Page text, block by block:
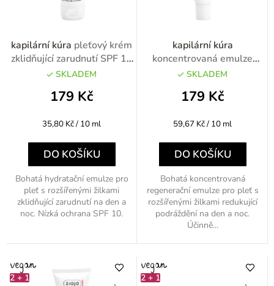
o
d
kapilární kúra pleťový krém
zklidňující zarudnutí SPF 10
50ml
SKLADEM
179 Kč
Měrná
35,80 Kč / 10 ml
DO KOŠÍKU
Bohatá hydratační emulze pro
pleť s rozšířenými žilkami
zklidňující zarudnutí na den a
noc. Nízká ochrana SPF 10.
kapilární kúra
koncentrovaná emulze
redukující podráždění na
SKLADEM
179 Kč
Měrná
59,67 Kč / 10 ml
DO KOŠÍKU
Bohatá koncentrovaná
regenerační emulze pro pleť s
rozšířenými žilkami redukující
podráždění na den a noc.
Účinně...
2 + 1 2 + 1